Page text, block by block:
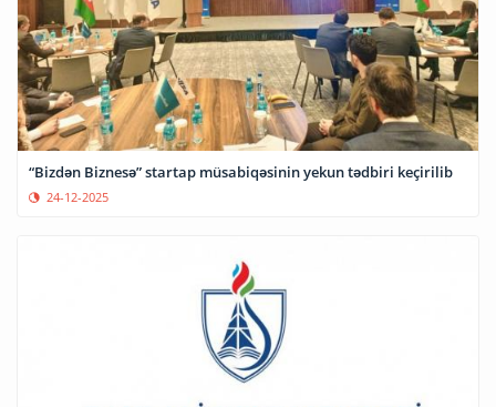
“Bizdən Biznesə” startap müsabiqəsinin yekun tədbiri keçirilib
24-12-2025